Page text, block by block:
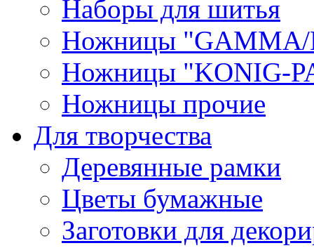
Наборы для шитья
Ножницы "GAMMA/
Ножницы "KONIG-
Ножницы прочие
Для творчества
Деревянные рамки
Цветы бумажные
Заготовки для